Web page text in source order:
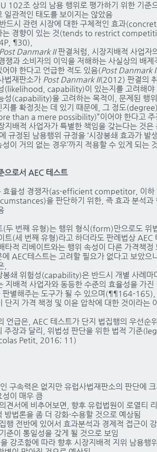
102조 상의 남용 행위로 평가하기 위한 기
일관적인 태도를 보이지는 않았음
드시 관련 시장에 대한 구체적인 효과
는 경향이 있는 것(tends to restrict
¶30),
Post Danmark II판결처럼, 시장지배적 사업자
쟁과 소비자의 이익을 저해하는 사실상의 배
야 한다고 언급한 적도 있음(Post Danmark
법재판소가 Post Danmark II(2012) 판결의
(likelihood, capability)이 있는지를 고려해
성(capability)을 고려하는 목적이, 문제된 행
지를 확정짓는 데 있기 때문에, 그 정도
than a mere possibility)”이어야 한다고
지배적 사업자가 특별한 책임을 갖는다는 것
규정된 남용행위 규정을 ‘시장봉쇄 효과가 발
성이 거의 없는 경우’까지 적용할 수 있게 되는
으로서 AEC 테스트
효율성 경쟁자(as-efficient competitor, 이하
을 판단하기 위한, 즉 효과 분석과
(두 번째 유형)는 행위 형식(form)만으로도 위
트(세 번째 유형)라고 하더라도 판례법상 AEC
타적 리베이트와는 행위 속성이 다른 가격책
에 AEC테스트는 고려할 필요가 없다고 보았
,
봉쇄 위험성(capability)은 반드시 개별 사례마
지배적 사업자와 동등한 수준의 효율성을 가
판별해주는 도구가 될 수 있으며(¶¶164-165),
단지 가격 책정 및 이윤 압착에 대한 것이라
언급은, AEC 테스트가 단지 법집행의 우선
주장과 달리, 위법성 판단을 위한 법적 기준
Petit, 2016; 11)
구속력은 없지만 유럽사법재판소의 판단에
성이 매우 큼
견서에 비추어보면, 향후 유럽법원이 로열티
방법론을 좀 더 강화⋅수용할 것으로 예상됨
행 전반에 있어서 효과분석과 경제적 접근이
준이 통일성을 갖게 될 것으로 보임
강조함에 따라 향후 시장지배적 지위 남용행